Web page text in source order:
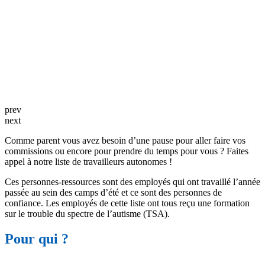
prev
next
Comme parent vous avez besoin d’une pause pour aller faire vos
commissions ou encore pour prendre du temps pour vous ? Faites
appel à notre liste de travailleurs autonomes !
Ces personnes-ressources sont des employés qui ont travaillé l’année
passée au sein des camps d’été et ce sont des personnes de
confiance. Les employés de cette liste ont tous reçu une formation
sur le trouble du spectre de l’autisme (TSA).
Pour qui ?